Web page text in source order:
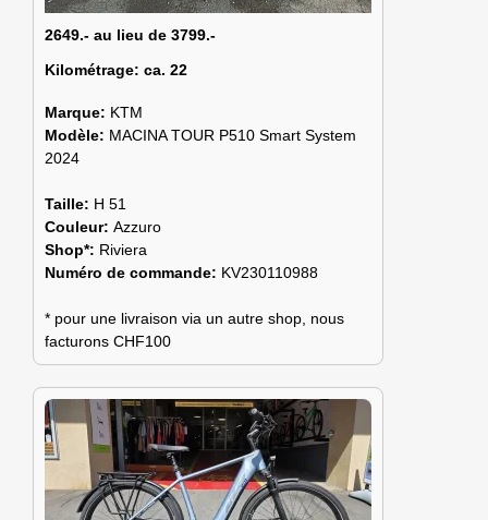
2649.- au lieu de 3799.-
Kilométrage: ca. 22
Marque: KTM
Modèle: MACINA TOUR P510 Smart System
2024
Taille: H 51
Couleur: Azzuro
Shop*: Riviera
Numéro de commande: KV230110988
* pour une livraison via un autre shop, nous
facturons CHF100